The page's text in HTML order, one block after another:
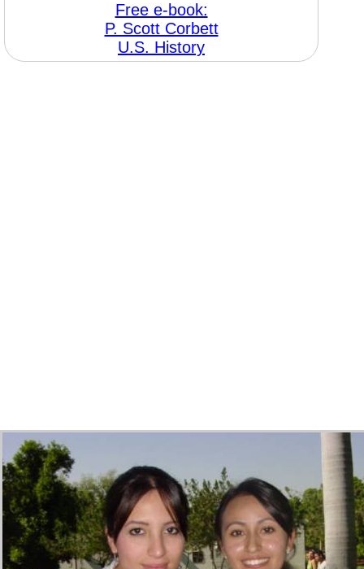
Free e-book:
P. Scott Corbett
U.S. History